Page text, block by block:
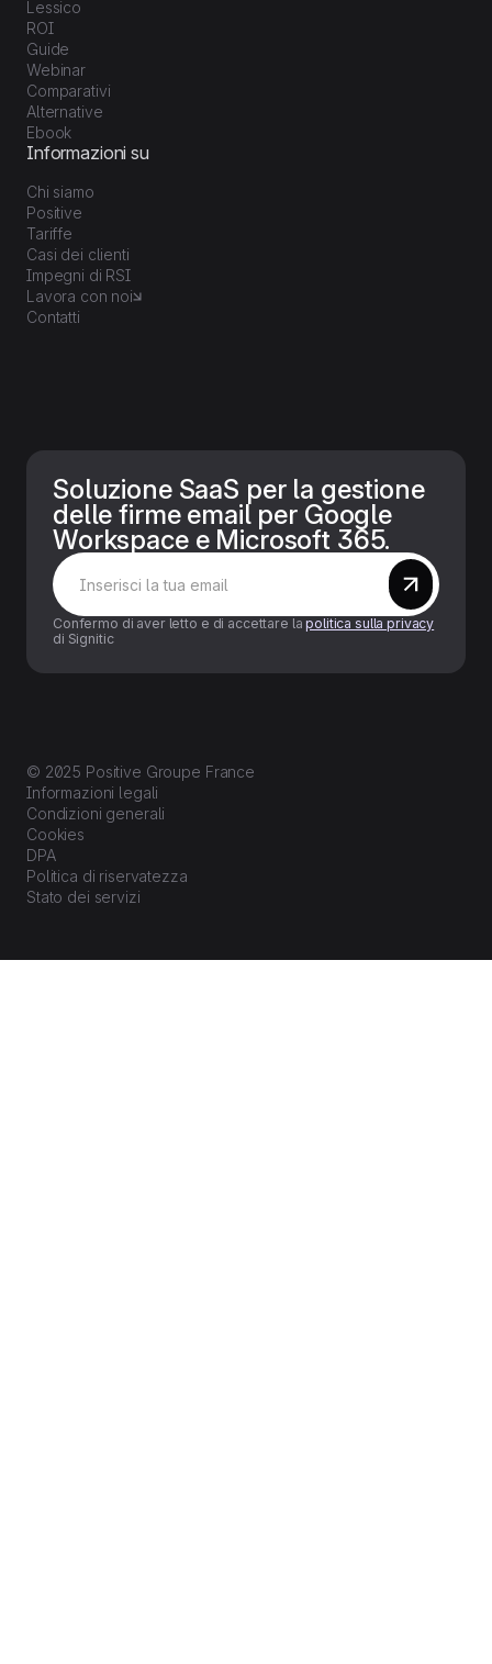
Lessico
ROI
Guide
Webinar
Comparativi
Alternative
Ebook
Informazioni su
Chi siamo
Positive
Tariffe
Casi dei clienti
Impegni di RSI
Lavora con noi
Contatti
Soluzione SaaS per la gestione
delle firme email per Google
Workspace e Microsoft 365.
Confermo di aver letto e di accettare lapolitica sulla privacy
di Signitic
© 2025 Positive Groupe France
Informazioni legali
Condizioni generali
Cookies
DPA
Politica di riservatezza
Stato dei servizi